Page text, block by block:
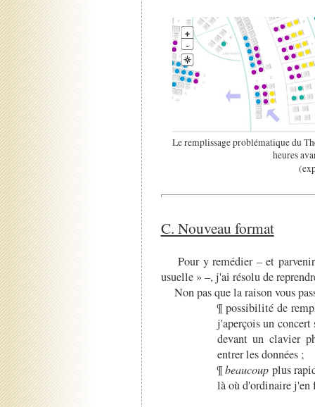
Le remplissage problématique du
heures
C. Nouveau format
Pour y remédier – et
usuelle » –, j'ai résolu de
Non pas que la raison vous
¶ possibilité de
j'aperçois un concert
devant un clavier
entrer les données ;
¶beaucoup plus
là où d'ordinaire